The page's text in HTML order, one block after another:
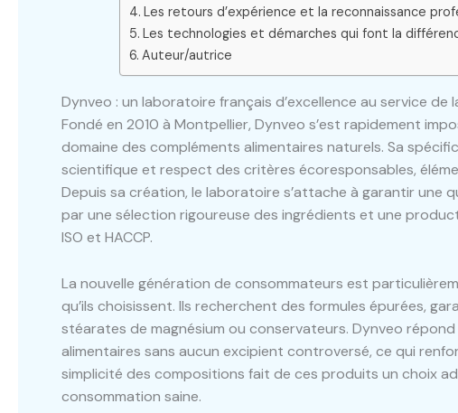
Les retours d’expérience et la reconnaissance
Les technologies et démarches qui font la
Auteur/autrice
Dynveo : un laboratoire français d’excellence au service
Fondé en 2010 à Montpellier, Dynveo s’est rapidement
domaine des compléments alimentaires naturels. Sa
scientifique et respect des critères écoresponsables,
Depuis sa création, le laboratoire s’attache à garantir une
par une sélection rigoureuse des ingrédients et une
ISO et HACCP.
La nouvelle génération de consommateurs est
qu’ils choisissent. Ils recherchent des formules épurées,
stéarates de magnésium ou conservateurs. Dynveo
alimentaires sans aucun excipient controversé, ce qui
simplicité des compositions fait de ces produits un choix
consommation saine.